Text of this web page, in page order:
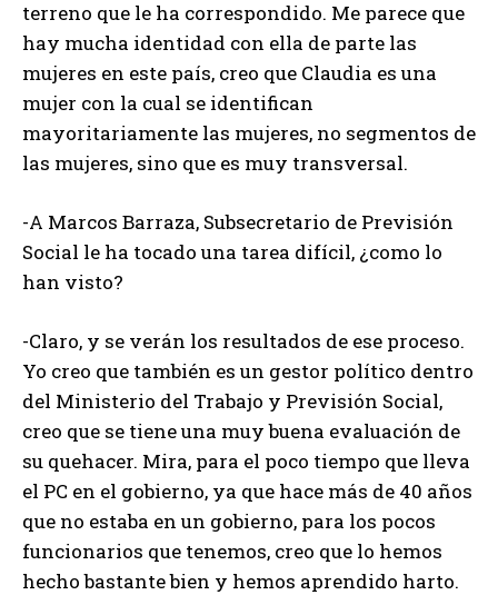
terreno que le ha correspondido. Me parece que
hay mucha identidad con ella de parte las
mujeres en este país, creo que Claudia es una
mujer con la cual se identifican
mayoritariamente las mujeres, no segmentos de
las mujeres, sino que es muy transversal.
-A Marcos Barraza, Subsecretario de Previsión
Social le ha tocado una tarea difícil, ¿como lo
han visto?
-Claro, y se verán los resultados de ese proceso.
Yo creo que también es un gestor político dentro
del Ministerio del Trabajo y Previsión Social,
creo que se tiene una muy buena evaluación de
su quehacer. Mira, para el poco tiempo que lleva
el PC en el gobierno, ya que hace más de 40 años
que no estaba en un gobierno, para los pocos
funcionarios que tenemos, creo que lo hemos
hecho bastante bien y hemos aprendido harto.